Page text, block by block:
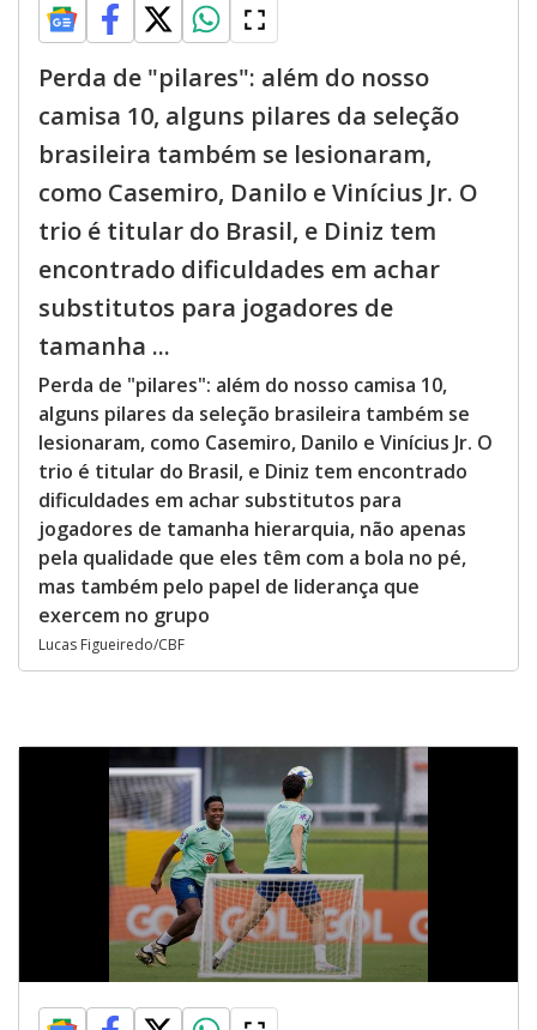
Perda de "pilares": além do nosso
camisa 10, alguns pilares da seleção
brasileira também se lesionaram,
como Casemiro, Danilo e Vinícius Jr. O
trio é titular do Brasil, e Diniz tem
encontrado dificuldades em achar
substitutos para jogadores de
tamanha ...
Perda de "pilares": além do nosso camisa 10,
alguns pilares da seleção brasileira também se
lesionaram, como Casemiro, Danilo e Vinícius Jr. O
trio é titular do Brasil, e Diniz tem encontrado
dificuldades em achar substitutos para
jogadores de tamanha hierarquia, não apenas
pela qualidade que eles têm com a bola no pé,
mas também pelo papel de liderança que
exercem no grupo
Lucas Figueiredo/CBF